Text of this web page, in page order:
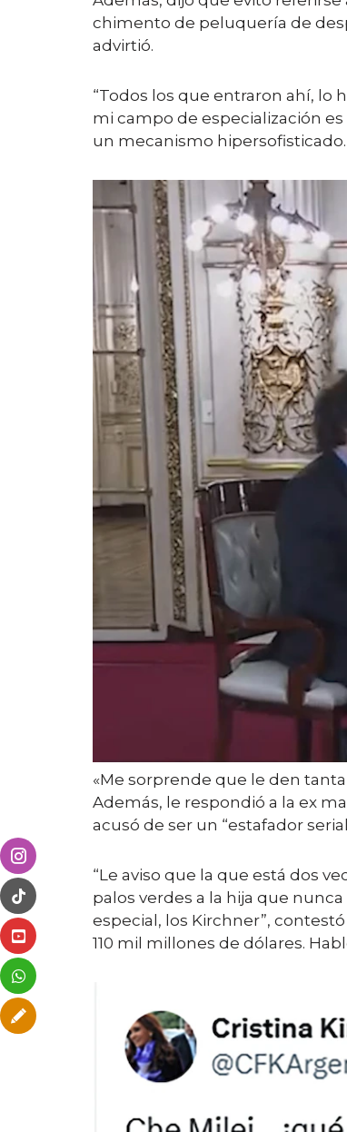
chimento de peluquería de
advirtió.
“Todos los que entraron ahí, lo
mi campo de especialización
un mecanismo hipersofisticado.
«Me sorprende que le den
Además, le respondió a la ex
acusó de ser un “estafador
“Le aviso que la que está dos
palos verdes a la hija que
especial, los Kirchner”,
110 mil millones de dólares.